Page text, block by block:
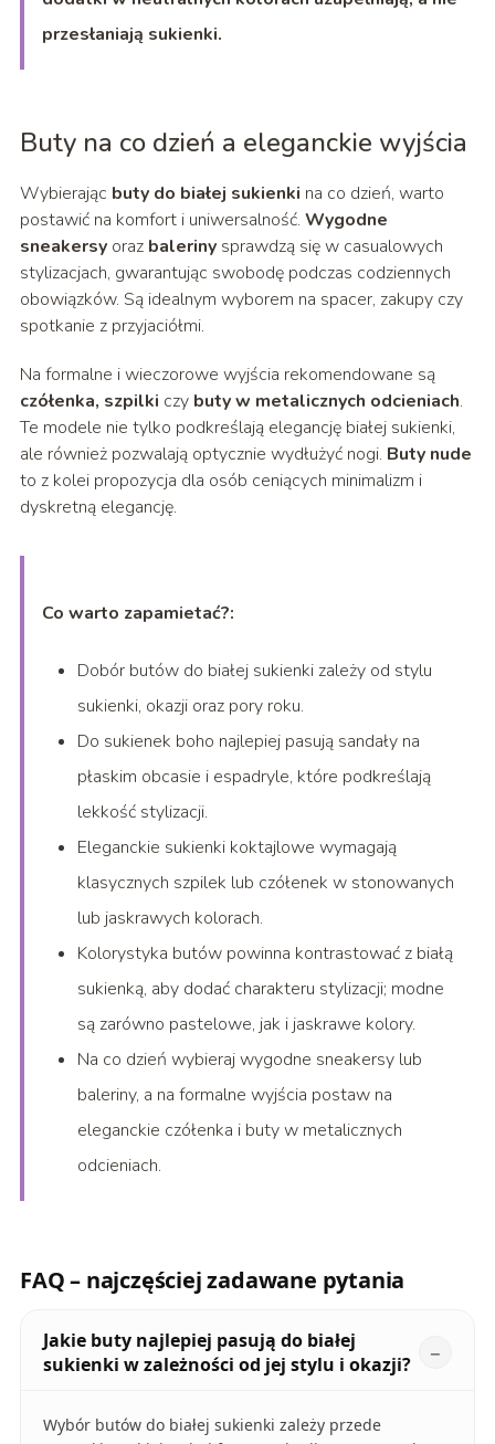
przesłaniają sukienki.
Buty na co dzień a eleganckie wyjścia
Wybierając buty do białej sukienki na co dzień, warto
postawić na komfort i uniwersalność. Wygodne
sneakersyoraz balerinysprawdzą się w casualowych
stylizacjach, gwarantując swobodę podczas codziennych
obowiązków. Są idealnym wyborem na spacer, zakupy czy
spotkanie z przyjaciółmi.
Na formalne i wieczorowe wyjścia rekomendowane są
czółenka, szpilki czy buty w metalicznych odcieniach.
Te modele nie tylko podkreślają elegancję białej sukienki,
ale również pozwalają optycznie wydłużyć nogi. Buty nude
to z kolei propozycja dla osób ceniących minimalizm i
dyskretną elegancję.
Co warto zapamietać?:
Dobór butów do białej sukienki zależy od stylu
sukienki, okazji oraz pory roku.
Do sukienek boho najlepiej pasują sandały na
płaskim obcasie i espadryle, które podkreślają
lekkość stylizacji.
Eleganckie sukienki koktajlowe wymagają
klasycznych szpilek lub czółenek w stonowanych
lub jaskrawych kolorach.
Kolorystyka butów powinna kontrastować z białą
sukienką, aby dodać charakteru stylizacji; modne
są zarówno pastelowe, jak i jaskrawe kolory.
Na co dzień wybieraj wygodne sneakersy lub
baleriny, a na formalne wyjścia postaw na
eleganckie czółenka i buty w metalicznych
odcieniach.
FAQ – najczęściej zadawane pytania
Jakie buty najlepiej pasują do białej
sukienki w zależności od jej stylu i okazji?
Wybór butów do białej sukienki zależy przede